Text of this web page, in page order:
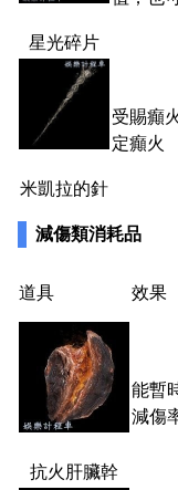
星光碎片
米凱拉的針
受賜癲
定癲火
減傷類消耗品
道具 效果
抗火肝臟幹
能暫
減傷